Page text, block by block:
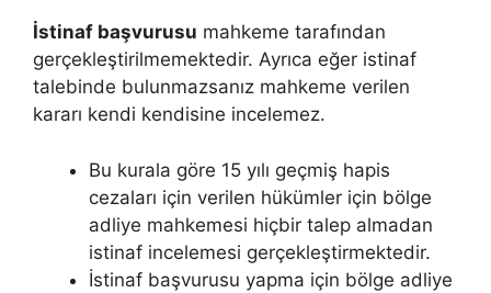
İstinaf başvurusu mahkeme tarafından
gerçekleştirilmemektedir. Ayrıca eğer istinaf
talebinde bulunmazsanız mahkeme verilen
kararı kendi kendisine incelemez.
Bu kurala göre 15 yılı geçmiş hapis
cezaları için verilen hükümler için bölge
adliye mahkemesi hiçbir talep almadan
istinaf incelemesi gerçekleştirmektedir.
İstinaf başvurusu yapma için bölge adliye